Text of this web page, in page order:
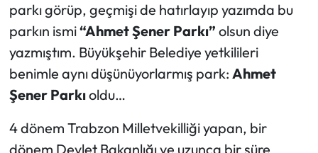
parkı görüp, geçmişi de hatırlayıp yazımda bu
parkın ismi“Ahmet Şener Parkı” olsun diye
yazmıştım. Büyükşehir Belediye yetkilileri
benimle aynı düşünüyorlarmış park: Ahmet
Şener Parkıoldu…
4 dönem Trabzon Milletvekilliği yapan, bir
dönem Devlet Bakanlığı ve uzunca bir süre